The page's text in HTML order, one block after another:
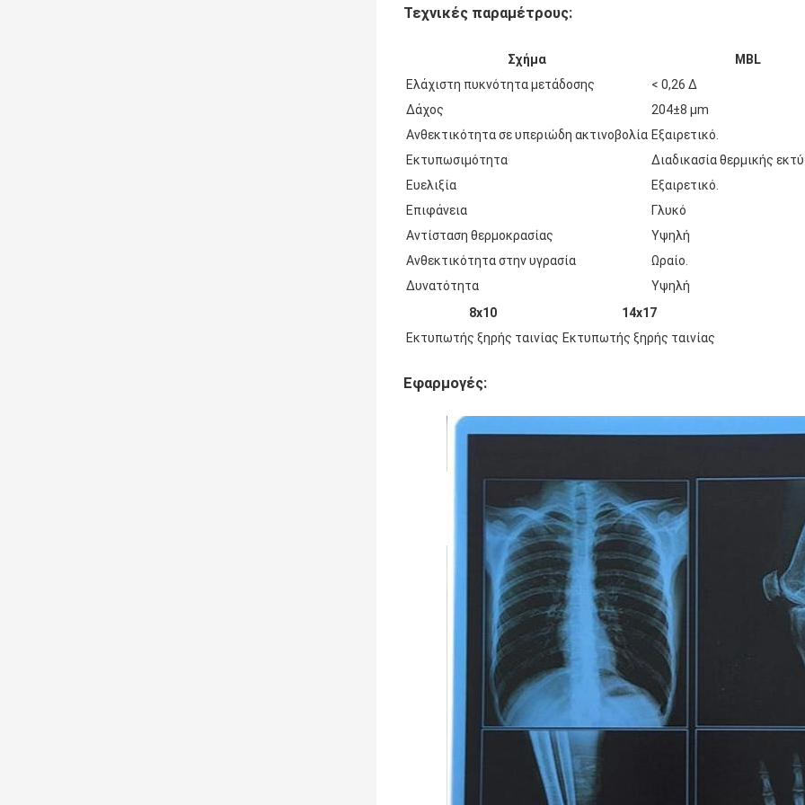
Τεχνικές παραμέτρους:
Σχήμα
MBL
Ελάχιστη πυκνότητα μετάδοσης
< 0,26 Δ
Δάχος
204±8 μm
Ανθεκτικότητα σε υπεριώδη ακτινοβολία Εξαιρετικό.
Εκτυπωσιμότητα
Διαδικασία θερμικής
Ευελιξία
Εξαιρετικό.
Επιφάνεια
Γλυκό
Αντίσταση θερμοκρασίας
Υψηλή
Ανθεκτικότητα στην υγρασία
Ωραίο.
Δυνατότητα
Υψηλή
8x10
14x17
Εκτυπωτής ξηρής ταινίας Εκτυπωτής ξηρής ταινίας
Εφαρμογές: